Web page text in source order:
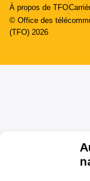
À propos de TFO
© Office des
(TFO) 2026